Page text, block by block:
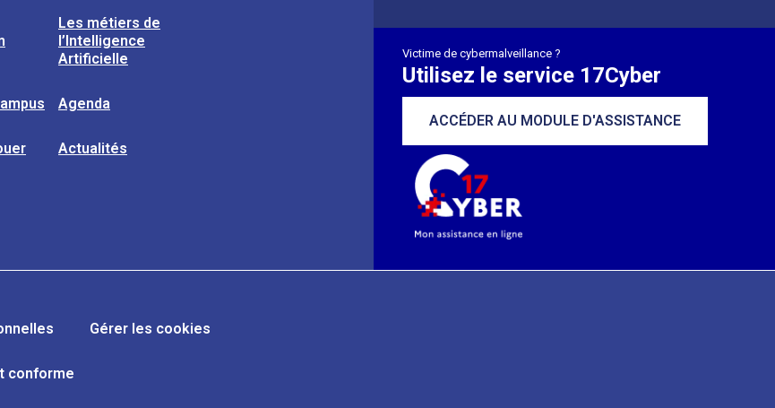
Les métiers de
l’Intelligence
Artificielle
Agenda
Actualités
Victime de cybermalveillance ?
Utilisez le service 17Cyber
ACCÉDER AU MODULE D'ASSISTANCE
Gérer les cookies
conforme